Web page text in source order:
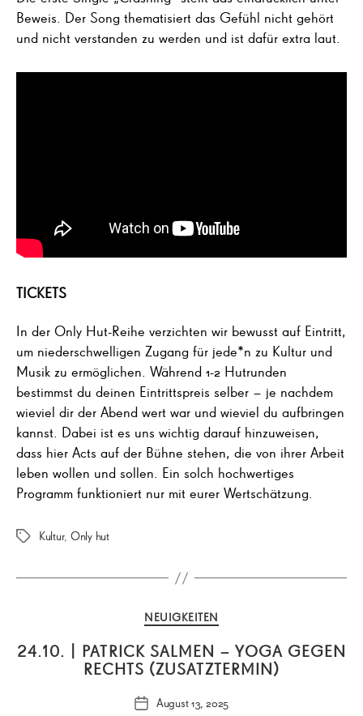
Beweis. Der Song thematisiert das Gefühl nicht gehört
und nicht verstanden zu werden und ist dafür extra laut.
TICKETS
In der Only Hut-Reihe verzichten wir bewusst auf Eintritt,
um niederschwelligen Zugang für jede*n zu Kultur und
Musik zu ermöglichen. Während 1-2 Hutrunden
bestimmst du deinen Eintrittspreis selber – je nachdem
wieviel dir der Abend wert war und wieviel du aufbringen
kannst. Dabei ist es uns wichtig darauf hinzuweisen,
dass hier Acts auf der Bühne stehen, die von ihrer Arbeit
leben wollen und sollen. Ein solch hochwertiges
Programm funktioniert nur mit eurer Wertschätzung.
Schlagwörter
Kultur, Only hut
Kategorien
NEUIGKEITEN
24.10. | PATRICK SALMEN – YOGA GEGEN
RECHTS (ZUSATZTERMIN)
Veröffentlichungsdatum
August 13, 2025